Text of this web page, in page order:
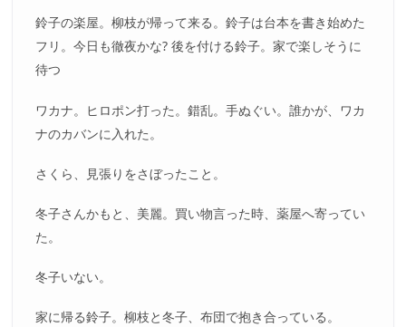
鈴子の楽屋。柳枝が帰って来る。鈴子は台本を書き始めた
フリ。今日も徹夜かな? 後を付ける鈴子。家で楽しそうに
待つ
ワカナ。ヒロポン打った。錯乱。手ぬぐい。誰かが、ワカ
ナのカバンに入れた。
さくら、見張りをさぼったこと。
冬子さんかもと、美麗。買い物言った時、薬屋へ寄ってい
た。
冬子いない。
家に帰る鈴子。柳枝と冬子、布団で抱き合っている。